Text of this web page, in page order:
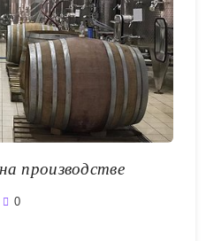
производстве
0